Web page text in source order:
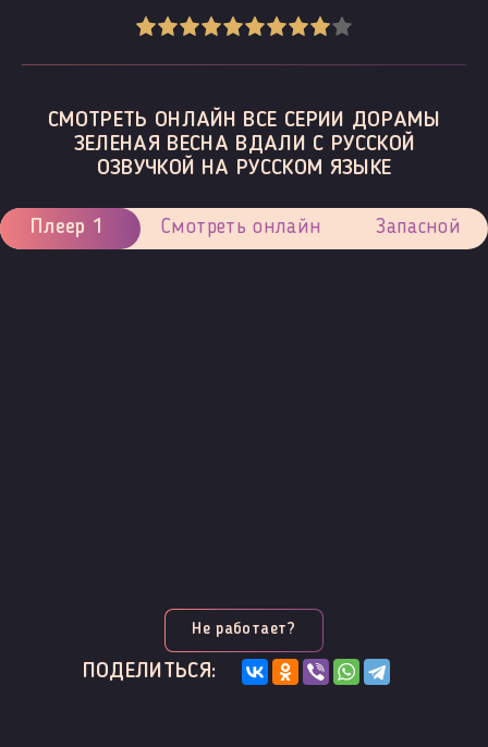
СМОТРЕТЬ ОНЛАЙН ВСЕ СЕРИИ ДОРАМЫ
ЗЕЛЕНАЯ ВЕСНА ВДАЛИ С РУССКОЙ
ОЗВУЧКОЙ НА РУССКОМ ЯЗЫКЕ
Плеер 1 Смотреть онлайн Запасной
Не работает?
ПОДЕЛИТЬСЯ: